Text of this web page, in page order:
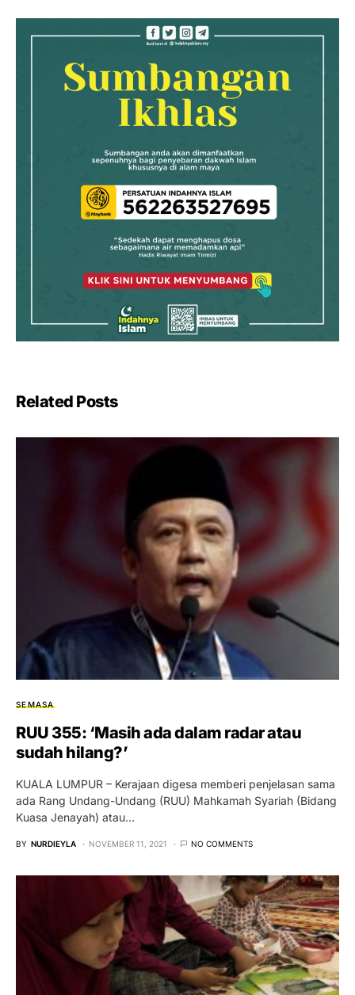
Related Posts
SEMASA
RUU 355: ‘Masih ada dalam radar atau
sudah hilang?’
KUALA LUMPUR – Kerajaan digesa memberi penjelasan sama
ada Rang Undang-Undang (RUU) Mahkamah Syariah (Bidang
Kuasa Jenayah) atau…
BY NURDIEYLA NOVEMBER 11, 2021 NO COMMENTS